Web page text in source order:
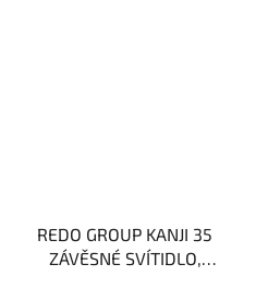
REDO GROUP KANJI 35
ZÁVĚSNÉ SVÍTIDLO,